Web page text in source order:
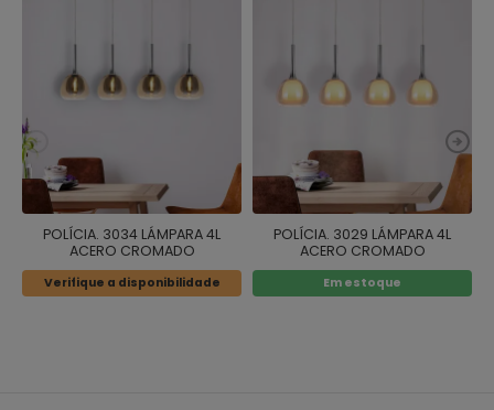
POLÍCIA. 3034 LÁMPARA 4L
ACERO CROMADO
Verifique a disponibilidade
POLÍCIA. 3029 LÁMPARA 4L
ACERO CROMADO
Em estoque